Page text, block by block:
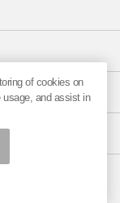
of cookies on
usage, and assist in